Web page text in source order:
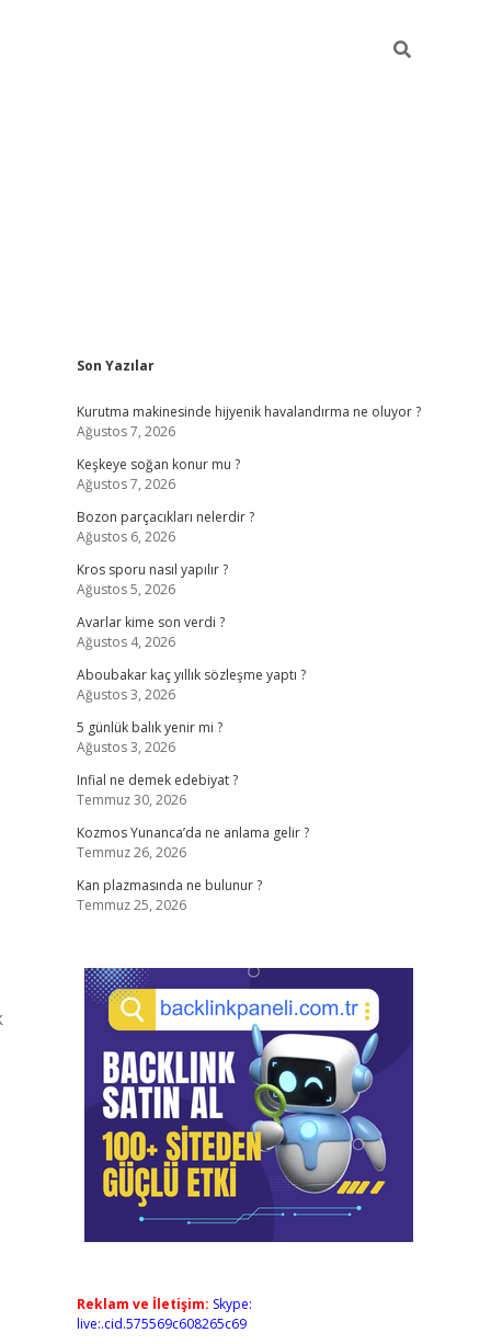
Sidebar
Son Yazılar
Kurutma makinesinde hijyenik havalandırma ne oluyor ?
Ağustos 7, 2026
Keşkeye soğan konur mu ?
Ağustos 7, 2026
Bozon parçacıkları nelerdir ?
Ağustos 6, 2026
Kros sporu nasıl yapılır ?
Ağustos 5, 2026
Avarlar kime son verdi ?
Ağustos 4, 2026
Aboubakar kaç yıllık sözleşme yaptı ?
Ağustos 3, 2026
5 günlük balık yenir mi ?
Ağustos 3, 2026
Infial ne demek edebiyat ?
Temmuz 30, 2026
Kozmos Yunanca’da ne anlama gelir ?
Temmuz 26, 2026
Kan plazmasında ne bulunur ?
Temmuz 25, 2026
Reklam ve İletişim: Skype:
live:.cid.575569c608265c69